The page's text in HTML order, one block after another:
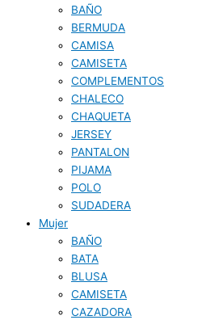
BAÑO
BERMUDA
CAMISA
CAMISETA
COMPLEMENTOS
CHALECO
CHAQUETA
JERSEY
PANTALON
PIJAMA
POLO
SUDADERA
Mujer
BAÑO
BATA
BLUSA
CAMISETA
CAZADORA